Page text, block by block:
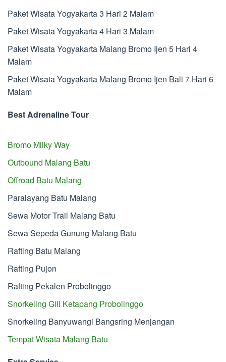
Paket Wisata Yogyakarta 3 Hari 2 Malam
Paket Wisata Yogyakarta 4 Hari 3 Malam
Paket Wisata Yogyakarta Malang Bromo Ijen 5 Hari 4
Malam
Paket Wisata Yogyakarta Malang Bromo Ijen Bali 7 Hari 6
Malam
Best Adrenaline Tour
Bromo Milky Way
Outbound Malang Batu
Offroad Batu Malang
Paralayang Batu Malang
Sewa Motor Trail Malang Batu
Sewa Sepeda Gunung Malang Batu
Rafting Batu Malang
Rafting Pujon
Rafting Pekalen Probolinggo
Snorkeling Gili Ketapang Probolinggo
Snorkeling Banyuwangi Bangsring Menjangan
Tempat Wisata Malang Batu